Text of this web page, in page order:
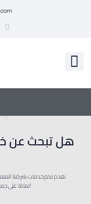
هل تبحث عن
نقدم لكم خدمات شركتنا
تمامًا على جميع مراحل نقل العفش - من الفك، والتغليف، وحتى التركيب!